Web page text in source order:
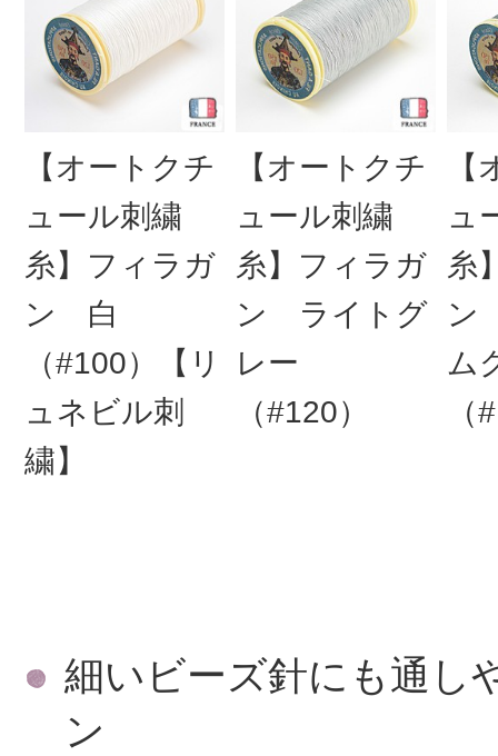
【オートクチ
ュール刺繍
糸】フィラガ
ン 白
（#100）【リ
ュネビル刺
繍】
【オートクチ
ュール刺繍
糸】フィラガ
ン ライトグ
レー
（#120）
ュ
糸
ン
ム
（
細いビーズ針にも通し
ン